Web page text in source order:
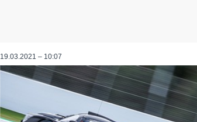
19.03.2021 – 10:07